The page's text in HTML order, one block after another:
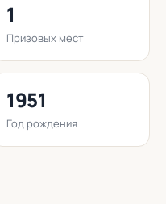
1
Призовых мест
1951
Год рождения